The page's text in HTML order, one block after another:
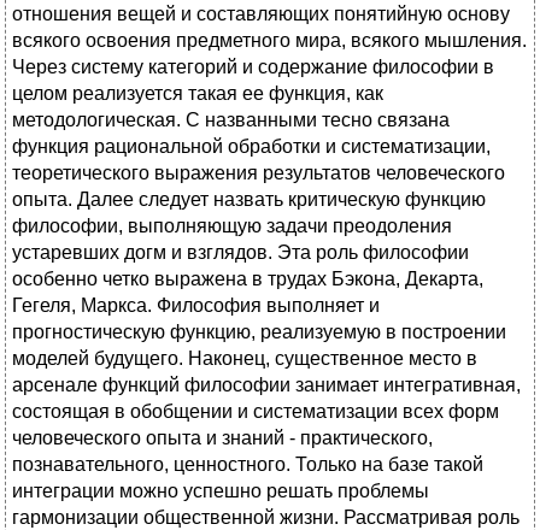
отношения вещей и составляющих понятийную основу
всякого освоения предметного мира, всякого мышления.
Через систему категорий и содержание философии в
целом реализуется такая ее функция, как
методологическая. С названными тесно связана
функция рациональной обработки и систематизации,
теоретического выражения результатов человеческого
опыта. Далее следует назвать критическую функцию
философии, выполняющую задачи преодоления
устаревших догм и взглядов. Эта роль философии
особенно четко выражена в трудах Бэкона, Декарта,
Гегеля, Маркса. Философия выполняет и
прогностическую функцию, реализуемую в построении
моделей будущего. Наконец, существенное место в
арсенале функций философии занимает интегративная,
состоящая в обобщении и систематизации всех форм
человеческого опыта и знаний - практического,
познавательного, ценностного. Только на базе такой
интеграции можно успешно решать проблемы
гармонизации общественной жизни. Рассматривая роль